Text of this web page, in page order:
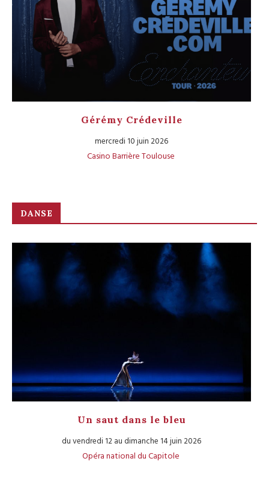
Gérémy Crédeville
mercredi 10 juin 2026
Casino Barrière Toulouse
DANSE
Un saut dans le bleu
du vendredi 12 au dimanche 14 juin 2026
Opéra national du Capitole